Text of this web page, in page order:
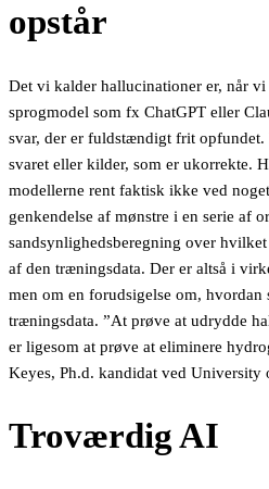
opstår
Det vi kalder hallucinationer er, når
sprogmodel som fx ChatGPT eller
svar, der er fuldstændigt frit opfundet.
svaret eller kilder, som er ukorrekte.
modellerne rent faktisk ikke ved
genkendelse af mønstre i en serie af
sandsynlighedsberegning over
af den træningsdata. Der er altså i
men om en forudsigelse om, hvordan
træningsdata. ”At prøve at udrydde
er ligesom at prøve at eliminere
Keyes, Ph.d. kandidat ved University
Troværdig AI